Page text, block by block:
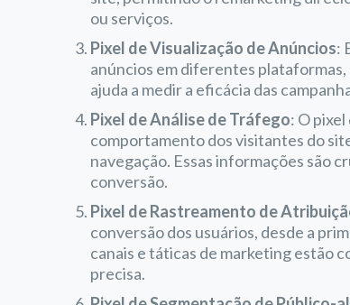
ou serviços.
Pixel de Visualização de Anúncios:
anúncios em diferentes plataformas,
ajuda a medir a eficácia das
Pixel de Análise de Tráfego: O
comportamento dos visitantes do
navegação. Essas informações são
conversão.
Pixel de Rastreamento de
conversão dos usuários, desde a
canais e táticas de marketing estão
precisa.